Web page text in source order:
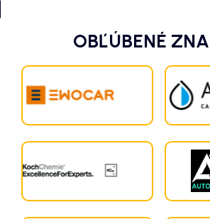
OBĽÚBENÉ